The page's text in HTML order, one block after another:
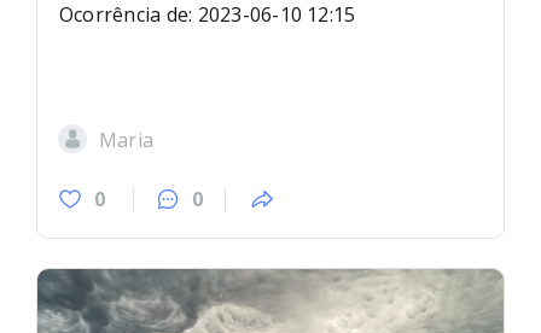
Ocorrência de: 2023-06-10 12:15
Maria
0 0